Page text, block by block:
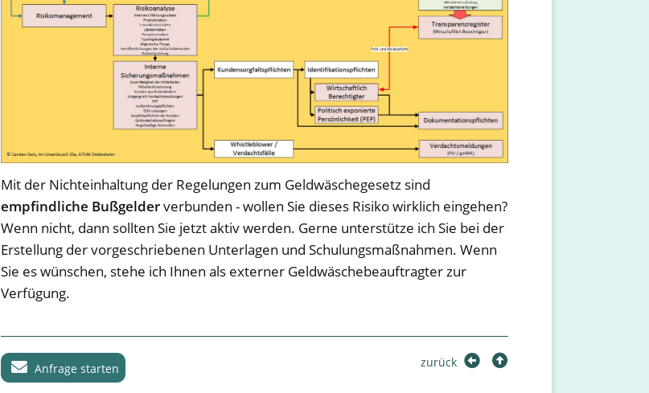
Mit der Nichteinhaltung der Regelungen zum Geldwäschegesetz sind
empfindliche Bußgelderverbunden - wollen Sie dieses Risiko wirklich eingehen?
Wenn nicht, dann sollten Sie jetzt aktiv werden. Gerne unterstütze ich Sie bei der
Erstellung der vorgeschriebenen Unterlagen und Schulungsmaßnahmen. Wenn
Sie es wünschen, stehe ich Ihnen als externer Geldwäschebeauftragter zur
Verfügung.
Anfrage starten zurück